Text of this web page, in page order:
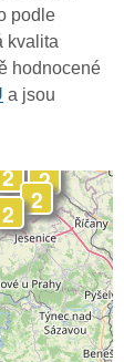
podle
kvalita
hodnocené
a jsou
2 2
2 2